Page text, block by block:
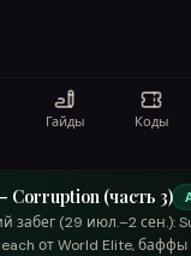
Гайды Коды
Corruption (часть 3)
забег (29 июл.–2 сен.):
от World Elite, баффы